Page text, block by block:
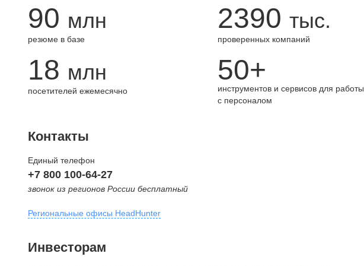
90 млн
резюме в базе
2390 тыс.
проверенных компаний
18 млн
посетителей ежемесячно
50+
инструментов и сервисов для работы
с персоналом
Контакты
Единый телефон
+7 800 100-64-27
звонок из регионов России бесплатный
Региональные офисы HeadHunter
внутригородская территория
Инвесторам